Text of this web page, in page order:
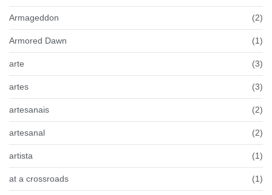
Armageddon (2)
Armored Dawn (1)
arte (3)
artes (3)
artesanais (2)
artesanal (2)
artista (1)
at a crossroads (1)